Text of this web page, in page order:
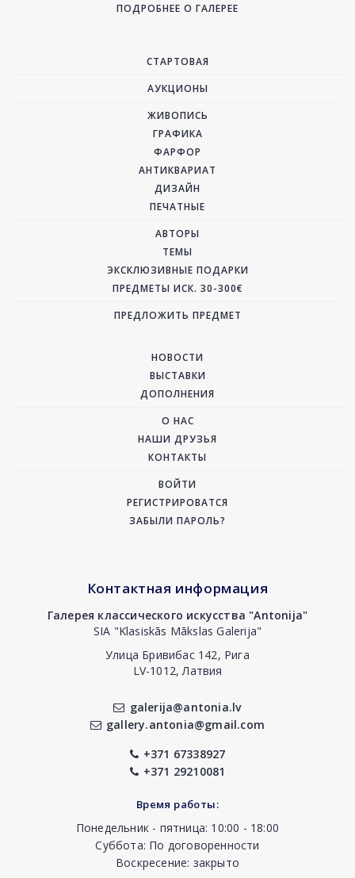
ПОДРОБНЕЕ О ГАЛЕРЕЕ
СТАРТОВАЯ
АУКЦИОНЫ
ЖИВОПИСЬ
ГРАФИКА
ФАРФОР
АНТИКВАРИАТ
ДИЗАЙН
ПЕЧАТНЫЕ
АВТОРЫ
ТЕМЫ
ЭКСКЛЮЗИВНЫЕ ПОДАРКИ
ПРЕДМЕТЫ ИСК. 30-300€
ПРЕДЛОЖИТЬ ПРЕДМЕТ
НОВОСТИ
ВЫСТАВКИ
ДОПОЛНЕНИЯ
О НАС
НАШИ ДРУЗЬЯ
КОНТАКТЫ
ВОЙТИ
РЕГИСТРИРОВАТСЯ
ЗАБЫЛИ ПАРОЛЬ?
Контактная информация
Галерея классического искусства "Antonija"
SIA "Klasiskās Mākslas Galerija"
Улица Бривибас 142, Рига
LV-1012, Латвия
galerija@antonia.lv
gallery.antonia@gmail.com
+371 67338927
+371 29210081
Время работы:
Понедельник - пятница: 10:00 - 18:00
Суббота: По договоренности
Воскресение: закрыто